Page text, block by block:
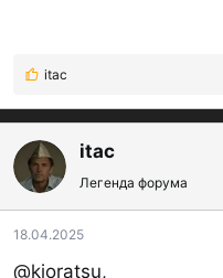
Р
а
к
ц
и
и
:
itac
itac
Легенда форума
18.04.2025
@kioratsu,